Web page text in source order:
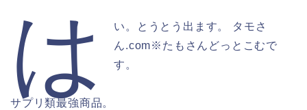
は
い。とうとう出ます。 タモさ
ん.com※たもさんどっとこむで
す。
サプリ類最強商品。